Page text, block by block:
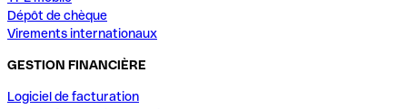
Dépôt de chèque
Virements internationaux
GESTION FINANCIÈRE
Logiciel de facturation